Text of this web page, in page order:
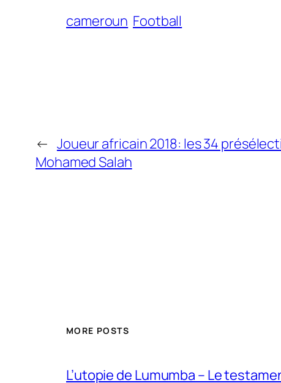
cameroun Football
← Joueur africain 2018: les 34
Mohamed Salah
MORE POSTS
L’utopie de Lumumba – Le